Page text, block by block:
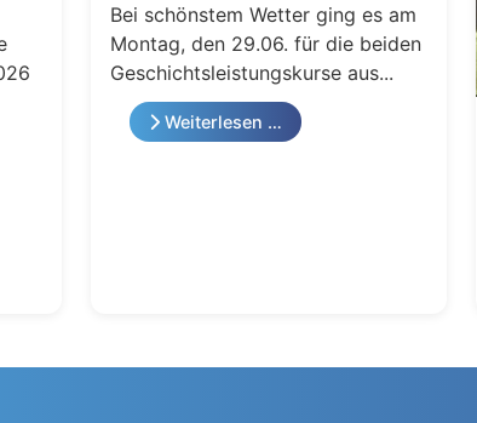
Bei schönstem Wetter ging es am
Montag, den 29.06. für die beiden
Geschichtsleistungskurse aus...
Weiterlesen …